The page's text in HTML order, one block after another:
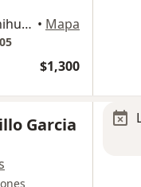
Avenida Tomás Valles Vivar 6500, Chihuahua • Mapa
$1,300
Garcia